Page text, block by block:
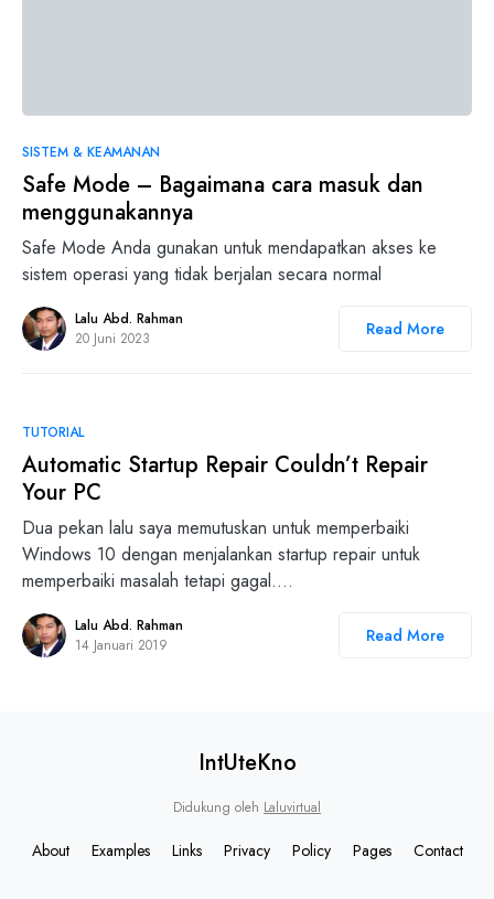
SISTEM & KEAMANAN
Safe Mode – Bagaimana cara masuk dan
menggunakannya
Safe Mode Anda gunakan untuk mendapatkan akses ke
sistem operasi yang tidak berjalan secara normal
Lalu Abd. Rahman
20 Juni 2023
Read More
TUTORIAL
Automatic Startup Repair Couldn’t Repair
Your PC
Dua pekan lalu saya memutuskan untuk memperbaiki
Windows 10 dengan menjalankan startup repair untuk
memperbaiki masalah tetapi gagal.…
Lalu Abd. Rahman
14 Januari 2019
Read More
IntUteKno
Didukung oleh Laluvirtual
About Examples Links Privacy Policy Pages Contact